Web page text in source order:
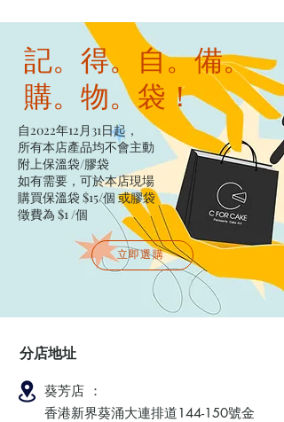
記。得。自。備。
購。物。袋！
自2022年12月31日起，
所有本店產品均不會主動
附上保溫袋/膠袋​
如有需要，可於本店現場
購買保溫袋 $15/個​ 或膠袋
徵費為 $1 /個
立即選購
分店地址
葵芳店 ：
香港新界葵涌大連排道144-150號金